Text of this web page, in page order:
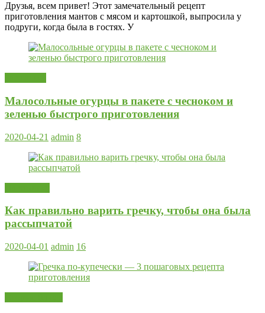
Друзья, всем привет! Этот замечательный рецепт
приготовления мантов с мясом и картошкой, выпросила у
подруги, когда была в гостях. У
Малосольные огурцы в пакете с чесноком и
зеленью быстрого приготовления
2020-04-21 admin 8
Как правильно варить гречку, чтобы она была
рассыпчатой
2020-04-01 admin 16